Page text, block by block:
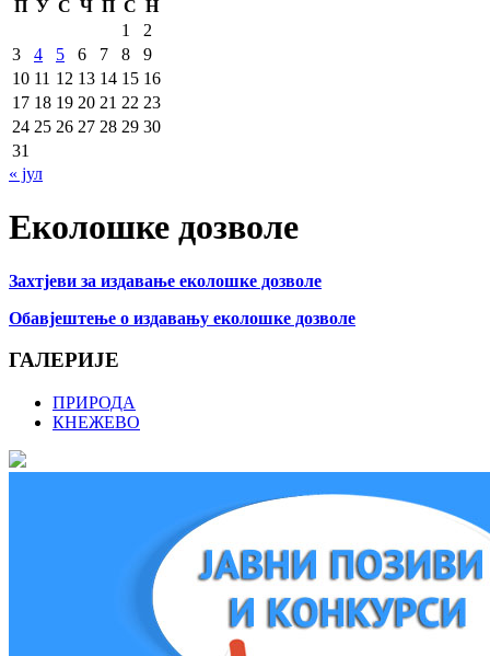
П У С Ч П С Н
1
2
3
4 5 6 7 8
9
10 11 12 13 14 15 16
17 18 19 20 21 22 23
24 25 26 27 28 29 30
31
« јул
Еколошке дозволе
Захтјеви за издавање еколошке дозволе
Обавјештење о издавању еколошке дозволе
ГАЛЕРИЈЕ
ПРИРОДА
КНЕЖЕВО